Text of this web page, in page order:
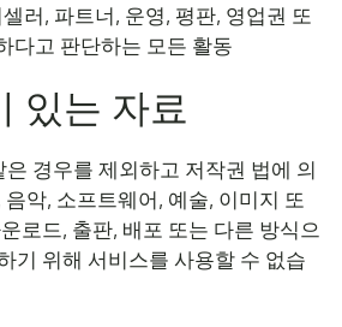
러, 파트너, 운영, 평판, 영업권 또
다고 판단하는 모든 활동
있는 자료
은 경우를 제외하고 저작권 법에 의
악, 소프트웨어, 예술, 이미지 또
로드, 출판, 배포 또는 다른 방식으
기 위해 서비스를 사용할 수 없습